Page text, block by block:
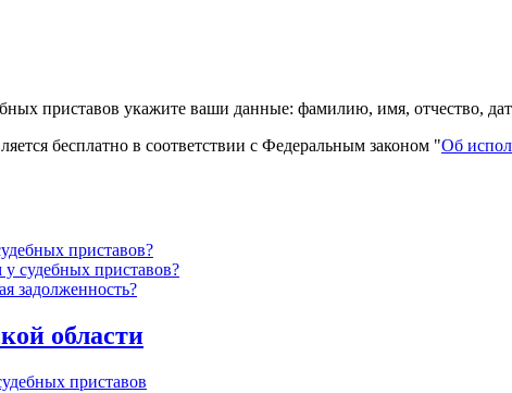
приставов укажите ваши данные: фамилию, имя, отчество,
бесплатно в соответствии с Федеральным законом "Об
приставов?
судебных приставов?
задолженность?
области
приставов